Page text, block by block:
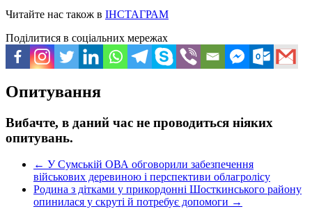
Читайте нас також в ІНСТАГРАМ
Поділитися в соціальних мережах
Опитування
Вибачте, в даний час не проводиться ніяких
опитувань.
← У Сумській ОВА обговорили забезпечення
військових деревиною і перспективи облагролісу
Родина з дітками у прикордонні Шосткинського району
опинилася у скруті й потребує допомоги →